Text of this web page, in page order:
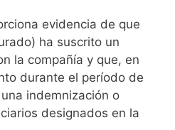
evidencia de que
ha suscrito un
la compañía y que, en
durante el período de
indemnización o
designados en la